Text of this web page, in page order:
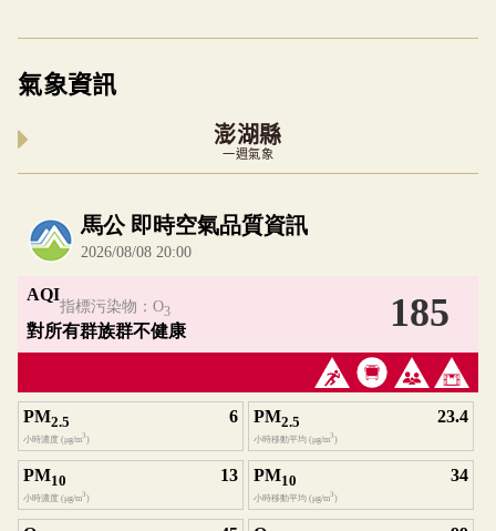
氣象資訊
澎湖縣
一週氣象
內嵌空氣品質小工具為視覺預覽，完整即時空